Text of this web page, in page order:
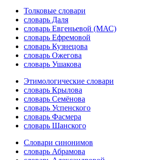
Толковые словари
словарь Даля
словарь Евгеньевой (МАС)
словарь Ефремовой
словарь Кузнецова
словарь Ожегова
словарь Ушакова
Этимологические словари
словарь Крылова
словарь Семёнова
словарь Успенского
словарь Фасмера
словарь Шанского
Словари синонимов
словарь Абрамова